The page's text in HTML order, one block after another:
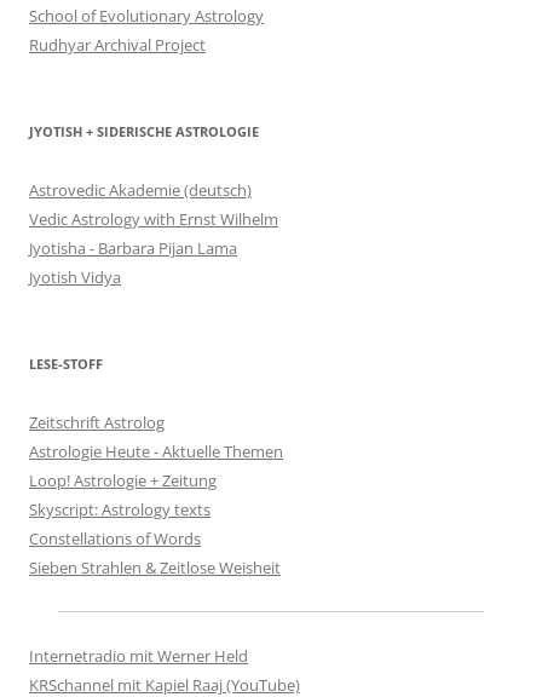
School of Evolutionary Astrology
Rudhyar Archival Project
JYOTISH + SIDERISCHE ASTROLOGIE
Astrovedic Akademie (deutsch)
Vedic Astrology with Ernst Wilhelm
Jyotisha - Barbara Pijan Lama
Jyotish Vidya
LESE-STOFF
Zeitschrift Astrolog
Astrologie Heute - Aktuelle Themen
Loop! Astrologie + Zeitung
Skyscript: Astrology texts
Constellations of Words
Sieben Strahlen & Zeitlose Weisheit
Internetradio mit Werner Held
KRSchannel mit Kapiel Raaj (YouTube)